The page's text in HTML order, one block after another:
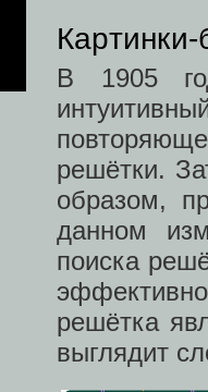
В 1905
решётки.
образом,
данном
поиска
решётка
выглядит